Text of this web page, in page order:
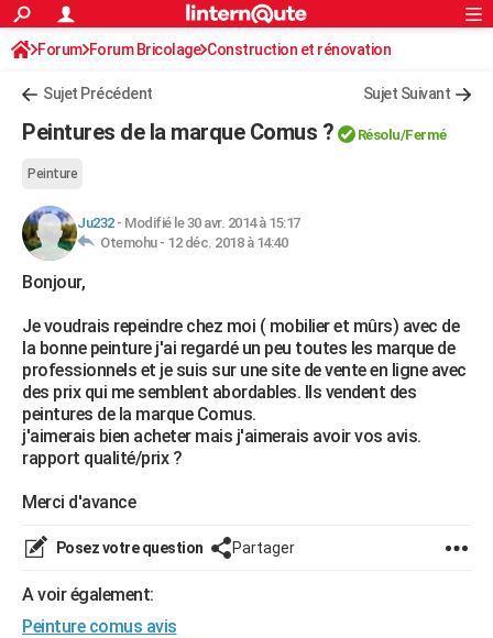
ACTUALITÉS
Politique
Société
Faits Divers
Education
Monde
Villes
+
AUTO
Essais
Réserver un essai
Citadines
Berlines
SUV
Forum auto
+HIGH-TECH
Mobiles
Meilleur smartphone
Internet
Ordinateurs
Jeux vidéo
Guide high-tech
+BRICOLAGE
Forum
Aménagement intérieur
Extérieur
Cuisine
Salle de bains
Jardinage
Rangement
WEEK-END
Guides de France
Escapades
Patrimoine
Expositions
Musées
Week-end nature
+LIFESTYLE
Art de vivre
Bien-être
Loisirs
Mode
Modes de vie
SANTE
Alimentation
Guide de la santé
Maladies
Médicaments
Sommeil
BONS PLANS
Rechercher
S'inscrire
Connexion
Forum Forum Bricolage Construction et rénovation
Peinture, Vernis, Tapissserie
Sujet Précédent Sujet Suivant
Peintures de la marque Comus ? Résolu/Fermé
Peinture
Ju232- Modifié le 30 avr. 2014 à 15:17
Otemohu - 12 déc. 2018 à 14:40
Bonjour,
Je voudrais repeindre chez moi ( mobilier et mûrs) avec de
la bonne peinture j'ai regardé un peu toutes les marque de
professionnels et je suis sur une site de vente en ligne avec
des prix qui me semblent abordables. Ils vendent des
peintures de la marque Comus.
j'aimerais bien acheter mais j'aimerais avoir vos avis.
rapport qualité/prix ?
Merci d'avance
Posez votre question Partager
A voir également:
Peinture comus avis